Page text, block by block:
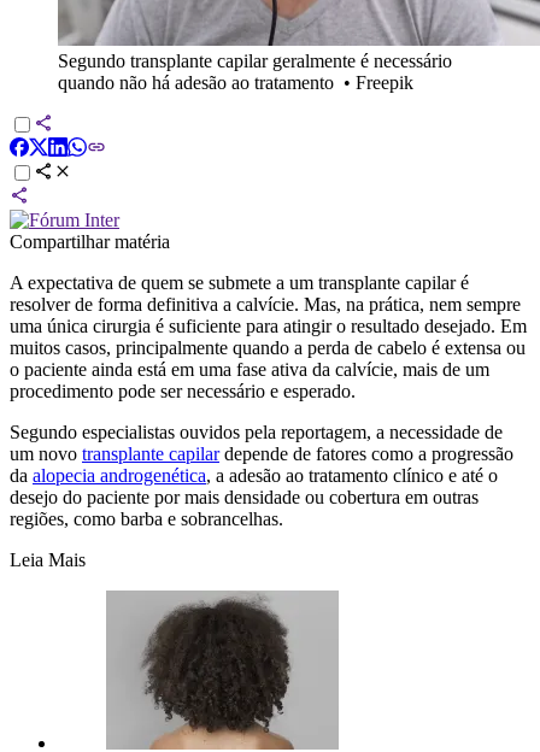
Segundo transplante capilar geralmente é necessário
quando não há adesão ao tratamento • Freepik
Compartilhar matéria
A expectativa de quem se submete a um transplante capilar é
resolver de forma definitiva a calvície. Mas, na prática, nem sempre
uma única cirurgia é suficiente para atingir o resultado desejado. Em
muitos casos, principalmente quando a perda de cabelo é extensa ou
o paciente ainda está em uma fase ativa da calvície, mais de um
procedimento pode ser necessário e esperado.
Segundo especialistas ouvidos pela reportagem, a necessidade de
um novo transplante capilardepende de fatores como a progressão
da alopecia androgenética, a adesão ao tratamento clínico e até o
desejo do paciente por mais densidade ou cobertura em outras
regiões, como barba e sobrancelhas.
Leia Mais